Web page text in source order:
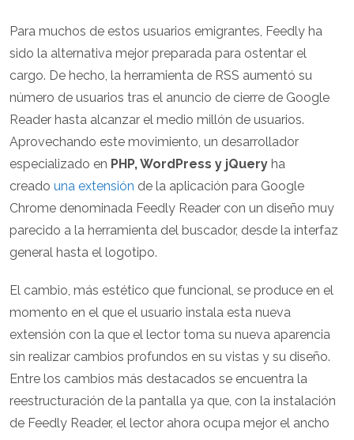
Para muchos de estos usuarios emigrantes, Feedly ha
sido la alternativa mejor preparada para ostentar el
cargo. De hecho, la herramienta de RSS aumentó su
número de usuarios tras el anuncio de cierre de Google
Reader hasta alcanzar el medio millón de usuarios.
Aprovechando este movimiento, un desarrollador
especializado en PHP, WordPress y jQuery ha
creado una extensión de la aplicación para Google
Chrome denominada Feedly Reader con un diseño muy
parecido a la herramienta del buscador, desde la interfaz
general hasta el logotipo.
El cambio, más estético que funcional, se produce en el
momento en el que el usuario instala esta nueva
extensión con la que el lector toma su nueva aparencia
sin realizar cambios profundos en su vistas y su diseño.
Entre los cambios más destacados se encuentra la
reestructuración de la pantalla ya que, con la instalación
de Feedly Reader, el lector ahora ocupa mejor el ancho